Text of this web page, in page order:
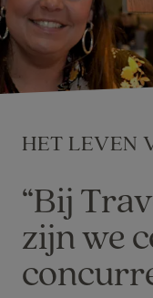
HET LEVEN
“Bij
zijn we